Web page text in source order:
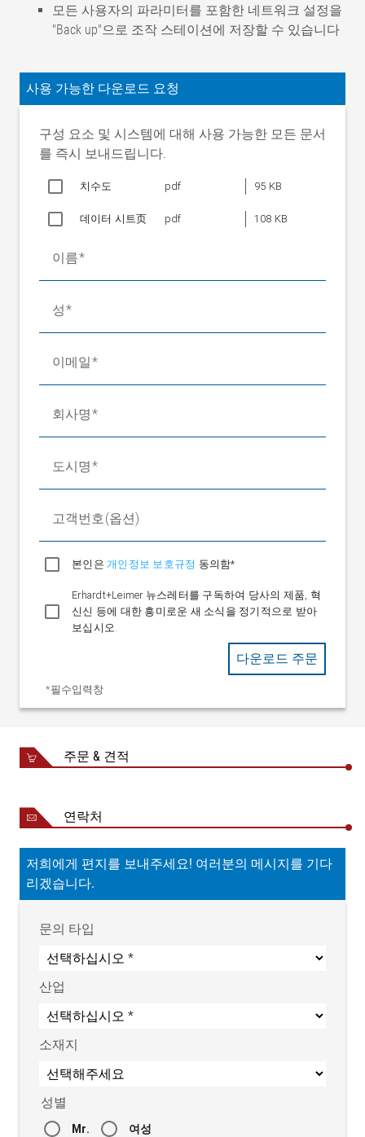
모든 사용자의 파라미터를 포함한 네트워크 설정을
"Back up"으로 조작 스테이션에 저장할 수 있습니다
운전 전압 정격범위
소비전류
200 mA DC
주변온도
+10 ~ +50 °C
시리얼 인터페이스(CAN 버
시리얼 인터페이스(CAN 버
스) 전송속도
250 kBaud
치수
프런트 프레임 마운팅 키트
121x111.5mm
현장 설치를 위한 하우징 포
함
마운팅 키트 보호등급(장착
된 상태 기준)
보호등급
중량 DO 2000
0.55kg
조작 언어
사용 가능한 다운로드 요청
구성 요소 및 시스템에 대해 사용 가능한 모든 문서
를 즉시 보내드립니다.
치수도 pdf 95 KB
데이터 시트页 pdf 108 KB
이름
성
이메일
회사명
도시명
고객번호(옵션)
본인은 개인정보 보호규정 동의함*
Erhardt+Leimer 뉴스레터를 구독하여 당사의 제품, 혁
신신 등에 대한 흥미로운 새 소식을 정기적으로 받아
보십시오.
*필수입력창
다운로드 주문
주문 & 견적
연락처
저희에게 편지를 보내주세요! 여러분의 메시지를 기다
리겠습니다.
문의 타입
산업
소재지
성별
Mr. 여성